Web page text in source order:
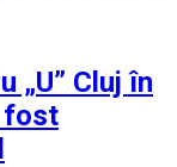
„U” Cluj în
fost